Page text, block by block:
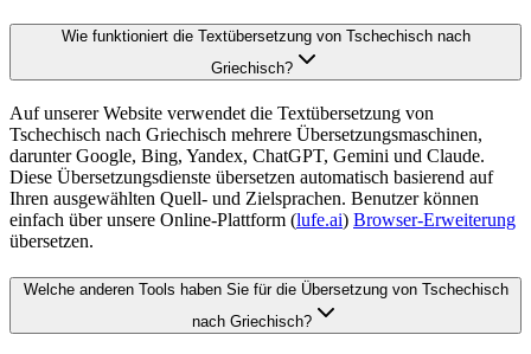
Wie funktioniert die Textübersetzung von Tschechisch nach
Griechisch?
Auf unserer Website verwendet die Textübersetzung von
Tschechisch nach Griechisch mehrere Übersetzungsmaschinen,
darunter Google, Bing, Yandex, ChatGPT, Gemini und Claude.
Diese Übersetzungsdienste übersetzen automatisch basierend auf
Ihren ausgewählten Quell- und Zielsprachen. Benutzer können
einfach über unsere Online-Plattform (lufe.ai) Browser-Erweiterung
übersetzen.
Welche anderen Tools haben Sie für die Übersetzung von Tschechisch
nach Griechisch?